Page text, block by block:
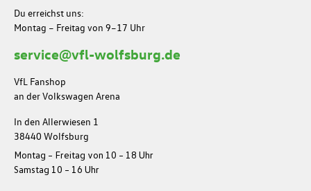
Du erreichst uns:
Montag – Freitag von 9–17 Uhr
service@vfl-wolfsburg.de
VfL Fanshop
an der Volkswagen Arena
In den Allerwiesen 1
38440 Wolfsburg
Montag – Freitag von 10 – 18 Uhr
Samstag 10 – 16 Uhr